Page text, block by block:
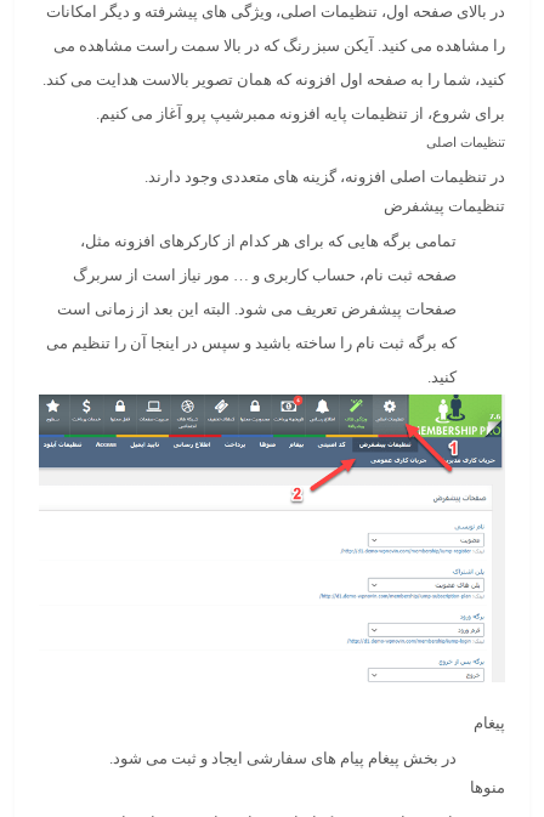
در بالای صفحه اول، تنظیمات اصلی، ویژگی های پیشرفته و دیگر امکانات
را مشاهده می کنید. آیکن سبز رنگ که در بالا سمت راست مشاهده می
کنید، شما را به صفحه اول افزونه که همان تصویر بالاست هدایت می کند.
برای شروع، از تنظیمات پایه افزونه ممبرشیپ پرو آغاز می کنیم.
تنظیمات اصلی
در تنظیمات اصلی افزونه، گزینه های متعددی وجود دارند.
تنظیمات پیشفرض
تمامی برگه هایی که برای هر کدام از کارکرهای افزونه مثل،
صفحه ثبت نام، حساب کاربری و … مور نیاز است از سربرگ
صفحات پیشفرض تعریف می شود. البته این بعد از زمانی است
که برگه ثبت نام را ساخته باشید و سپس در اینجا آن را تنظیم می
کنید.
پیغام
در بخش پیغام پیام های سفارشی ایجاد و ثبت می شود.
منوها